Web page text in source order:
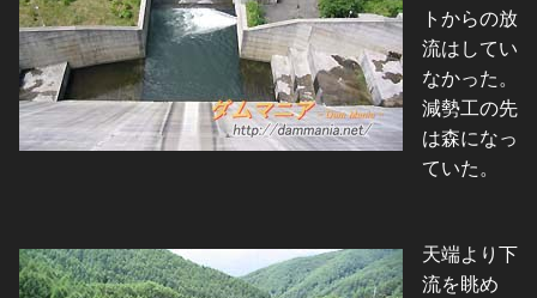
トからの放
流はしてい
なかった。
減勢工の先
は森になっ
ていた。
天端より下
流を眺め